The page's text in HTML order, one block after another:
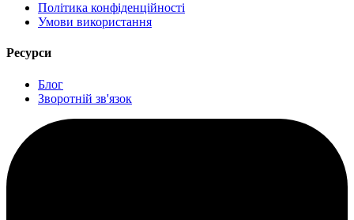
Політика конфіденційності
Умови використання
Ресурси
Блог
Зворотній зв'язок